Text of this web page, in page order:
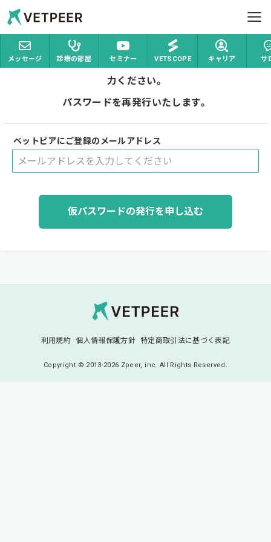
Vetpeer 獣医師みんなで作る、情報交換コミュ
お問い合わせ
ログイン
新規登録
メッセージ 診療の部屋 セミナー VETSCOPE キャリア サ
ホーム パスワードをお忘れの場合
パスワードをお忘れの場合には、
ベットピアにご登録いただいたメールアドレスをご入
力ください。
パスワードを再発行いたします。
ベットピアにご登録のメールアドレス
利用規約 個人情報保護方針 特定商取引法に基づく表記
Copyright © 2013-2026 Zpeer, inc. All Rights Reserved.